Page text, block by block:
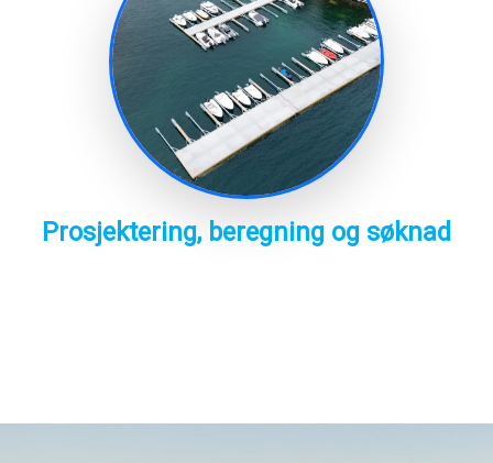
Prosjektering, beregning og søknad